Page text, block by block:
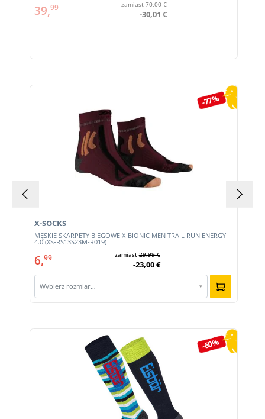
39,99 zamiast70,00 €
-30,01 €
-77%
MĘSKIE SKARPETY BIEGOWE X-BIONIC MEN TRAIL RUN ENERGY
4.0 (XS-RS13S23M-R019)
X-SOCKS
6,99 zamiast29,99 €
-23,00 €
Wybierz rozmiar… ▾
Pomiń galerię produktów
-60%